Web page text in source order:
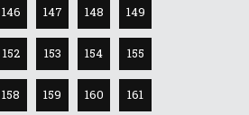
146 147 148 149
152 153 154 155
158 159 160 161